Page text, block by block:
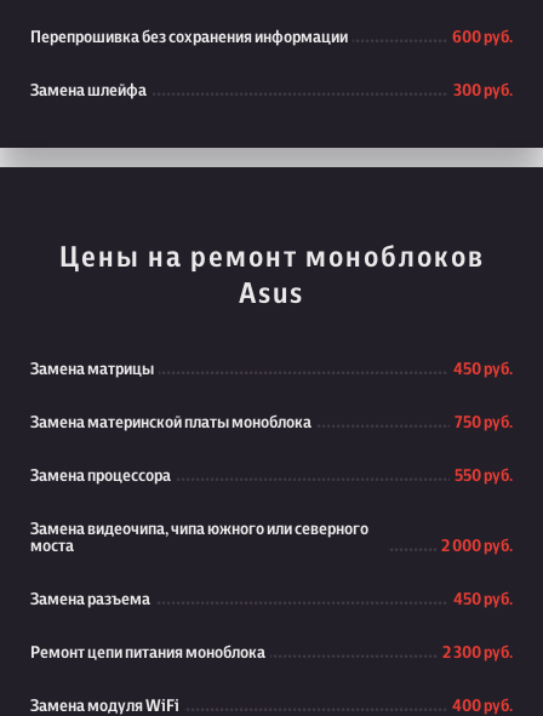
Перепрошивка без сохранения информации 600 руб.
Замена шлейфа 300 руб.
Цены на ремонт моноблоков
Asus
Замена матрицы 450 руб.
Замена материнской платы моноблока 750 руб.
Замена процессора 550 руб.
Замена видеочипа, чипа южного или северного
моста
2 000 руб.
Замена разъема 450 руб.
Ремонт цепи питания моноблока 2 300 руб.
Замена модуля WiFi 400 руб.